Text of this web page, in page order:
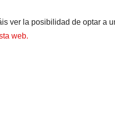
ver la posibilidad de optar a
web.